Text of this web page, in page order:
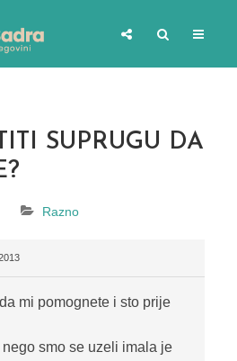
SUPRUGU DA
Razno
mi pomognete i sto prije
smo se uzeli imala je